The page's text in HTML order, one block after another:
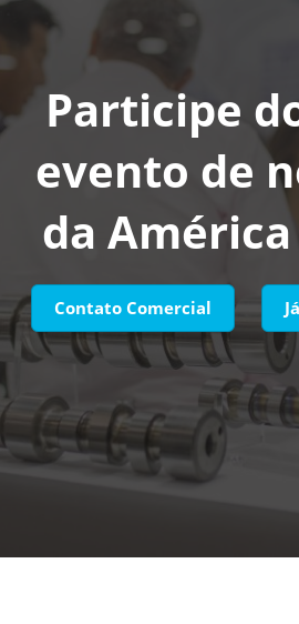
Participe
evento de
da
Contato Comercial